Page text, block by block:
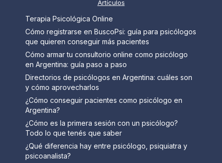
Artículos
Terapia Psicológica Online
Cómo registrarse en BuscoPsi: guía para psicólogos
que quieren conseguir más pacientes
Cómo armar tu consultorio online como psicólogo
en Argentina: guía paso a paso
Directorios de psicólogos en Argentina: cuáles son
y cómo aprovecharlos
¿Cómo conseguir pacientes como psicólogo en
Argentina?
¿Cómo es la primera sesión con un psicólogo?
Todo lo que tenés que saber
¿Qué diferencia hay entre psicólogo, psiquiatra y
psicoanalista?